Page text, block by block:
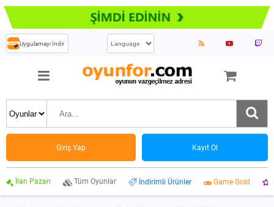
Uygulamayı İndir
Giriş Yap Kayıt Ol
İlan Pazarı Tüm Oyunlar İndirimli Ürünler Game Gold